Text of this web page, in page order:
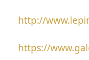
http://
https://